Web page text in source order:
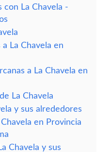
con La Chavela -
a La Chavela en
a La Chavela en
La Chavela
y sus alrededores
en Provincia
Chavela y sus